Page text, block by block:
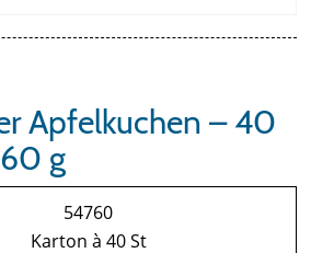
Apfelkuchen – 40
g
54760
Karton à 40 St